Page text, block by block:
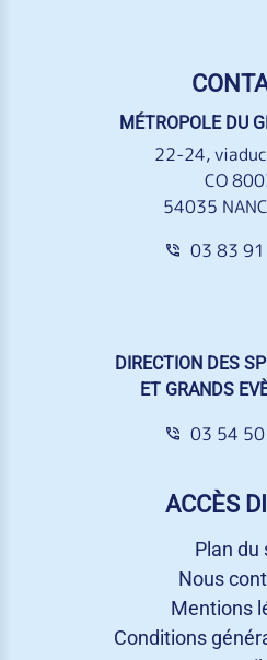
MÉTROPOLE DU
22-24, viaduc
CO
54035
03 83
DIRECTION DES
ET GRANDS
03 54
ACCÈS
Plan du
Nous
Mentions
Conditions